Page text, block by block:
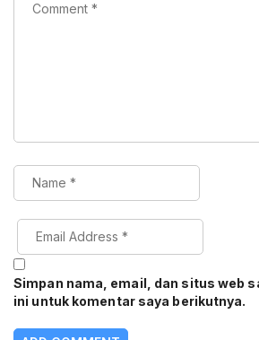
Simpan nama, email, dan situs web
ini untuk komentar saya berikutnya.